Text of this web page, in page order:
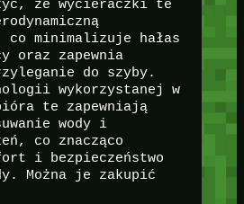
że wycieraczki te
co minimalizuje hałas
oraz zapewnia
do szyby.
wykorzystanej w
te zapewniają
wody i
co znacząco
i bezpieczeństwo
Można je zakupić